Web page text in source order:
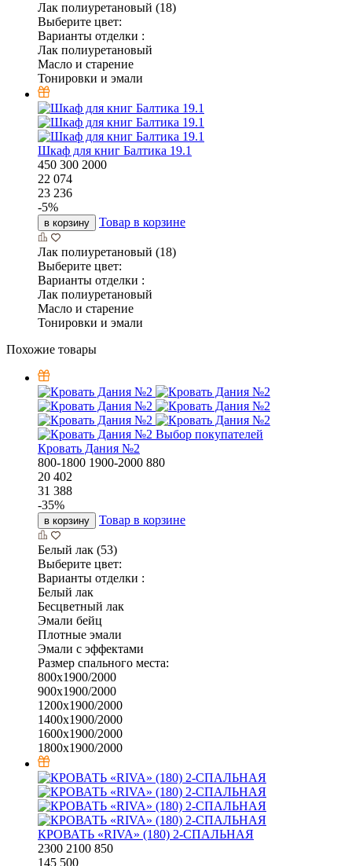
Лак полиуретановый (18)
Выберите цвет:
Варианты отделки :
Лак полиуретановый
Масло и старение
Тонировки и эмали
Шкаф для книг Балтика 19.1
450 300 2000
22 074
23 236
-5%
в корзину Товар в корзине
Лак полиуретановый (18)
Выберите цвет:
Варианты отделки :
Лак полиуретановый
Масло и старение
Тонировки и эмали
Похожие товары
Выбор покупателей
Кровать Дания №2
800-1800 1900-2000 880
20 402
31 388
-35%
в корзину Товар в корзине
Белый лак (53)
Выберите цвет:
Варианты отделки :
Белый лак
Бесцветный лак
Эмали бейц
Плотные эмали
Эмали с эффектами
Размер спального места:
800х1900/2000
900х1900/2000
1200х1900/2000
1400х1900/2000
1600х1900/2000
1800х1900/2000
КРОВАТЬ «RIVA» (180) 2-СПАЛЬНАЯ
2300 2100 850
145 500